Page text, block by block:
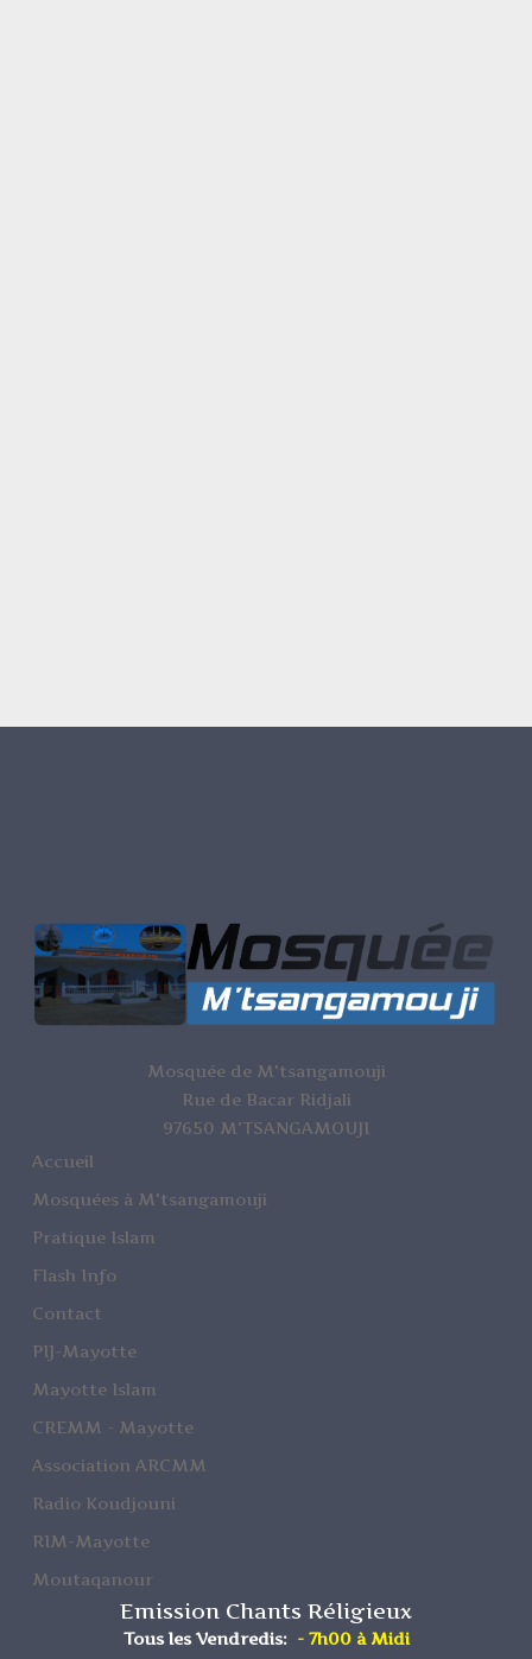
Mosquée de M'tsangamouji
Rue de Bacar Ridjali
97650 M'TSANGAMOUJI
Accueil
Mosquées à M'tsangamouji
Pratique Islam
Flash Info
Contact
PIJ-Mayotte
Mayotte Islam
CREMM - Mayotte
Association ARCMM
Radio Koudjouni
RIM-Mayotte
Moutaqanour
Emission Chants Réligieux
Tous les Vendredis: - 7h00 à Midi